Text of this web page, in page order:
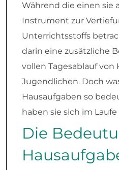
Während die einen sie
Instrument zur
Unterrichtsstoffs
darin eine zusätzliche
vollen Tagesablauf von
Jugendlichen. Doch
Hausaufgaben so
haben sie sich im
Die